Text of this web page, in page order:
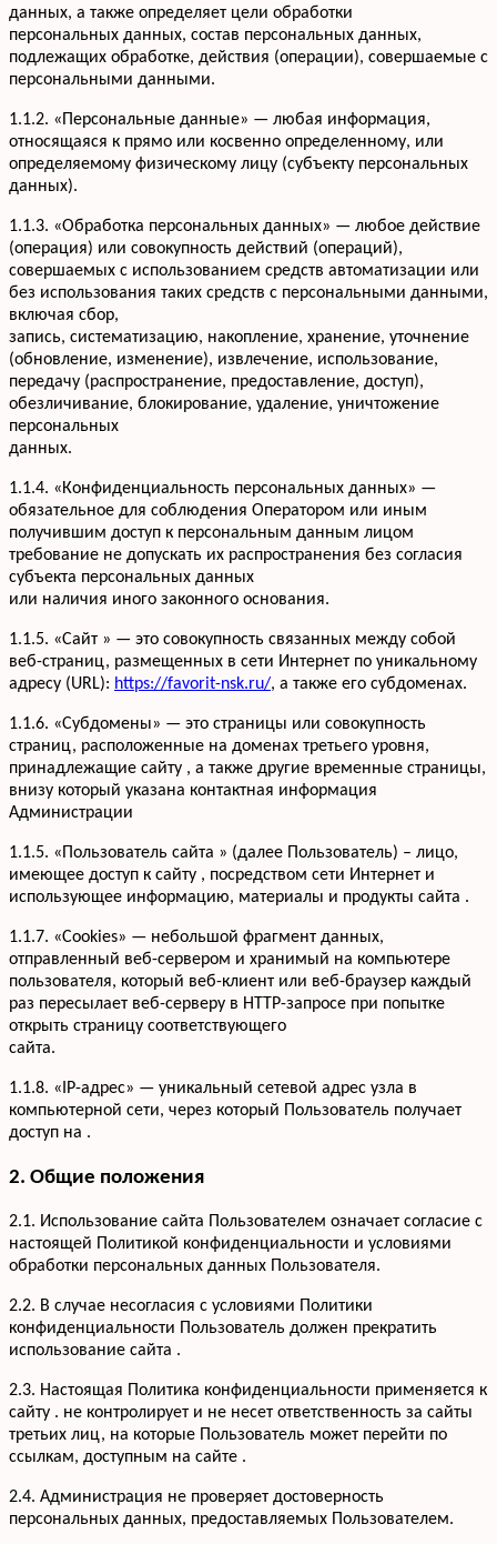
данных, а также определяет цели обработки
персональных данных, состав персональных данных,
подлежащих обработке, действия (операции), совершаемые с
персональными данными.
1.1.2. «Персональные данные» — любая информация,
относящаяся к прямо или косвенно определенному, или
определяемому физическому лицу (субъекту персональных
данных).
1.1.3. «Обработка персональных данных» — любое действие
(операция) или совокупность действий (операций),
совершаемых с использованием средств автоматизации или
без использования таких средств с персональными данными,
включая сбор,
запись, систематизацию, накопление, хранение, уточнение
(обновление, изменение), извлечение, использование,
передачу (распространение, предоставление, доступ),
обезличивание, блокирование, удаление, уничтожение
персональных
данных.
1.1.4. «Конфиденциальность персональных данных» —
обязательное для соблюдения Оператором или иным
получившим доступ к персональным данным лицом
требование не допускать их распространения без согласия
субъекта персональных данных
или наличия иного законного основания.
1.1.5. «Сайт » — это совокупность связанных между собой
веб-страниц, размещенных в сети Интернет по уникальному
адресу (URL): https://favorit-nsk.ru/, а также его субдоменах.
1.1.6. «Субдомены» — это страницы или совокупность
страниц, расположенные на доменах третьего уровня,
принадлежащие сайту , а также другие временные страницы,
внизу который указана контактная информация
Администрации
1.1.5. «Пользователь сайта » (далее Пользователь) – лицо,
имеющее доступ к сайту , посредством сети Интернет и
использующее информацию, материалы и продукты сайта .
1.1.7. «Cookies» — небольшой фрагмент данных,
отправленный веб-сервером и хранимый на компьютере
пользователя, который веб-клиент или веб-браузер каждый
раз пересылает веб-серверу в HTTP-запросе при попытке
открыть страницу соответствующего
сайта.
1.1.8. «IP-адрес» — уникальный сетевой адрес узла в
компьютерной сети, через который Пользователь получает
доступ на .
2. Общие положения
2.1. Использование сайта Пользователем означает согласие с
настоящей Политикой конфиденциальности и условиями
обработки персональных данных Пользователя.
2.2. В случае несогласия с условиями Политики
конфиденциальности Пользователь должен прекратить
использование сайта .
2.3. Настоящая Политика конфиденциальности применяется к
сайту . не контролирует и не несет ответственность за сайты
третьих лиц, на которые Пользователь может перейти по
ссылкам, доступным на сайте .
2.4. Администрация не проверяет достоверность
персональных данных, предоставляемых Пользователем.